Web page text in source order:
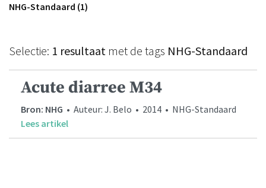
NHG-Standaard (1)
Selectie: 1 resultaat met de tags NHG-Standaard
Acute diarree M34
Bron: NHG • Auteur: J. Belo • 2014 • NHG-Standaard
Lees artikel